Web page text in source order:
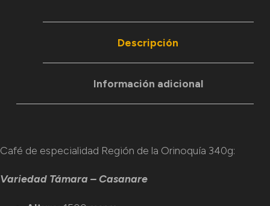
Descripción
Información adicional
Café de especialidad Región de la Orinoquía 340g:
Variedad Támara – Casanare